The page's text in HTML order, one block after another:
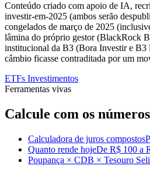
Conteúdo criado com apoio de IA,
investir-em-2025 (ambos serão
congelados de março de 2025
lâmina do próprio gestor (BlackRock
institucional da B3 (Bora Investir e B3
câmbio ficasse contraditada por um
ETFs Investimentos
Ferramentas vivas
Calcule com os
Calculadora de juros compostos
Quanto rende hojeDe R$ 100 a
Poupança × CDB × Tesouro